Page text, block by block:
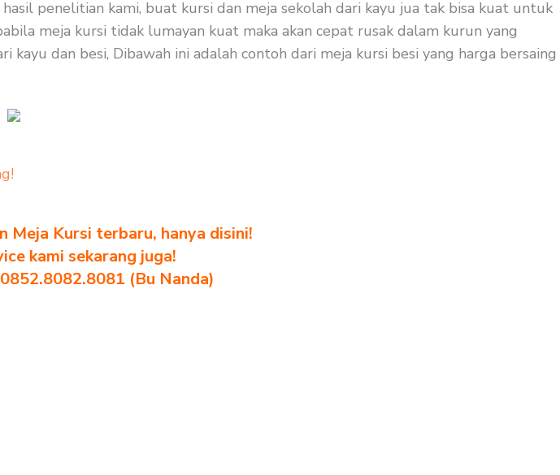
penelitian kami, buat kursi dan meja sekolah dari kayu jua tak bisa kuat untuk
meja kursi tidak lumayan kuat maka akan cepat rusak dalam kurun yang
dan besi, Dibawah ini adalah contoh dari meja kursi besi yang harga bersaing
Meja Kursi terbaru, hanya disini!
kami sekarang juga!
(Bu Nanda)